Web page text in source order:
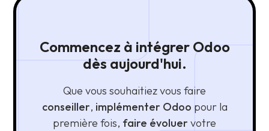
Commencez à intégrer Odoo
dès aujourd'hui.
Que vous souhaitiez vous faire
conseiller, implémenter Odoo pour la
première fois, faire évoluer votre